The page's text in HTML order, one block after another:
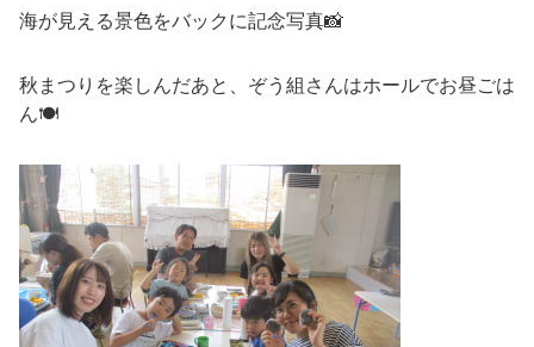
海が見える景色をバックに記念写真📸
秋まつりを楽しんだあと、ぞう組さんはホールでお昼ごは
ん🍽️